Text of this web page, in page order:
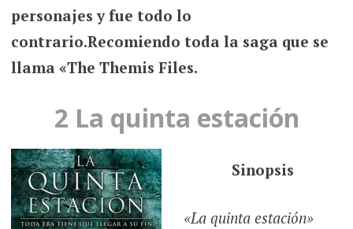
personajes y fue todo lo
contrario.Recomiendo toda la saga que se
llama «The Themis Files.
2 La quinta estación
Sinopsis
«La quinta estación»